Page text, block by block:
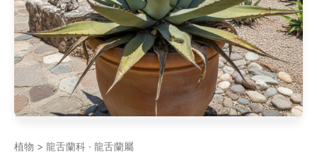
植物 > 龍舌蘭科 · 龍舌蘭屬